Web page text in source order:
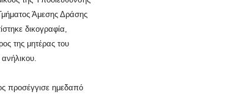
Άμεσης Δράσης
δικογραφία,
της μητέρας του
προσέγγισε ημεδαπό